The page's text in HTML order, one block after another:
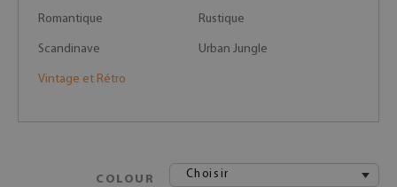
Romantique Rustique
Scandinave Urban Jungle
Vintage et Rétro
COLOUR Choisir